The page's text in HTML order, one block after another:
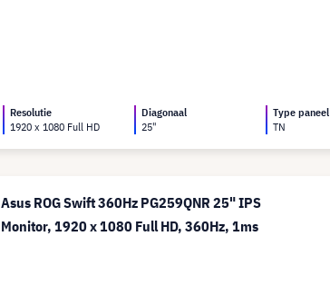
Resolutie
1920 x 1080 Full HD
Diagonaal
25"
Type paneel
TN
Asus ROG Swift 360Hz PG259QNR 25" IPS
Monitor, 1920 x 1080 Full HD, 360Hz, 1ms